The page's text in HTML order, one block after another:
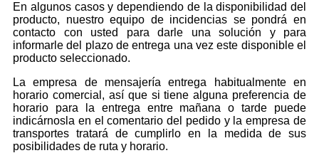
En algunos casos y dependiendo de la disponibilidad del
producto, nuestro equipo de incidencias se pondrá en
contacto con usted para darle una solución y para
informarle del plazo de entrega una vez este disponible el
producto seleccionado.
La empresa de mensajería entrega habitualmente en
horario comercial, así que si tiene alguna preferencia de
horario para la entrega entre mañana o tarde puede
indicárnosla en el comentario del pedido y la empresa de
transportes tratará de cumplirlo en la medida de sus
posibilidades de ruta y horario.